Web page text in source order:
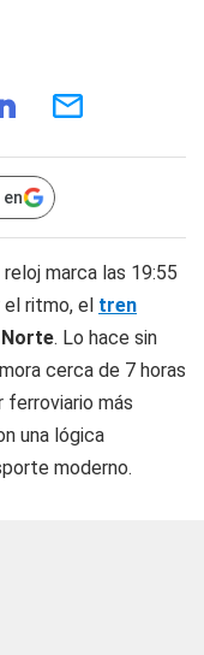
marca las 19:55
el ritmo, el tren
. Lo hace sin
cerca de 7 horas
ferroviario más
una lógica
moderno.